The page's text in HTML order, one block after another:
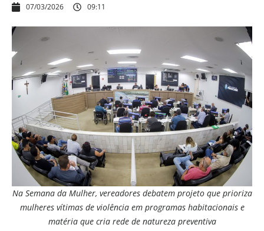
07/03/2026 09:11
Na Semana da Mulher, vereadores debatem projeto que prioriza
mulheres vítimas de violência em programas habitacionais e
matéria que cria rede de natureza preventiva